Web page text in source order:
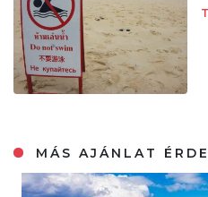
MÁS AJÁNLAT